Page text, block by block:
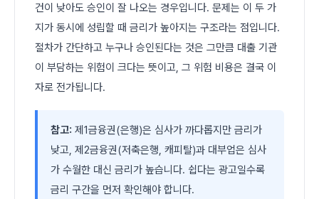
건이 낮아도 승인이 잘 나오는 경우입니다. 문제는 이 두 가
지가 동시에 성립할 때 금리가 높아지는 구조라는 점입니다.
절차가 간단하고 누구나 승인된다는 것은 그만큼 대출 기관
이 부담하는 위험이 크다는 뜻이고, 그 위험 비용은 결국 이
자로 전가됩니다.
참고: 제1금융권(은행)은 심사가 까다롭지만 금리가
낮고, 제2금융권(저축은행, 캐피탈)과 대부업은 심사
가 수월한 대신 금리가 높습니다. 쉽다는 광고일수록
금리 구간을 먼저 확인해야 합니다.